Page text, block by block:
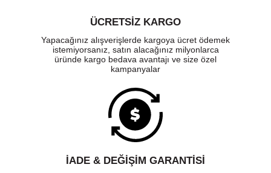
ÜCRETSIZ KARGO
Yapacağınız alışverişlerde kargoya ücret ödemek
istemiyorsanız, satın alacağınız milyonlarca
üründe kargo bedava avantajı ve size özel
kampanyalar
İADE & DEĞİŞİM GARANTİSİ